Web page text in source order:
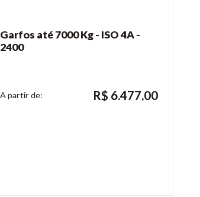
Garfos até 7000 Kg - ISO 4A -
2400
R$ 6.477,00